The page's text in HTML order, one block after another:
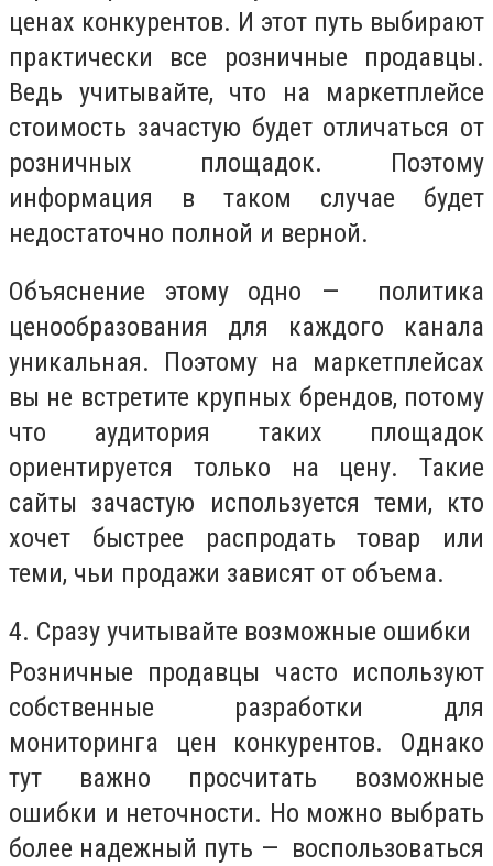
ценах конкурентов. И этот путь выбирают
практически все розничные продавцы.
Ведь учитывайте, что на маркетплейсе
стоимость зачастую будет отличаться от
розничных площадок. Поэтому
информация в таком случае будет
недостаточно полной и верной.
Объяснение этому одно — политика
ценообразования для каждого канала
уникальная. Поэтому на маркетплейсах
вы не встретите крупных брендов, потому
что аудитория таких площадок
ориентируется только на цену. Такие
сайты зачастую используется теми, кто
хочет быстрее распродать товар или
теми, чьи продажи зависят от объема.
4. Сразу учитывайте возможные ошибки
Розничные продавцы часто используют
собственные разработки для
мониторинга цен конкурентов. Однако
тут важно просчитать возможные
ошибки и неточности. Но можно выбрать
более надежный путь — воспользоваться